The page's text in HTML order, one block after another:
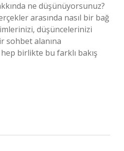
ne düşünüyorsunuz?
arasında nasıl bir bağ
düşüncelerinizi
sohbet alanına
birlikte bu farklı bakış